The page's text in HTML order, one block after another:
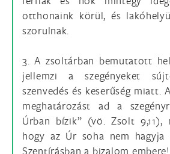
otthonaink körül, és
szorulnak.
3. A zsoltárban bemutatott
jellemzi a szegényeket
szenvedés és keserűség miatt.
meghatározást ad a
Úrban bízik” (vö. Zsolt 9,11),
hogy az Úr soha nem
Szentírásban a bizalom